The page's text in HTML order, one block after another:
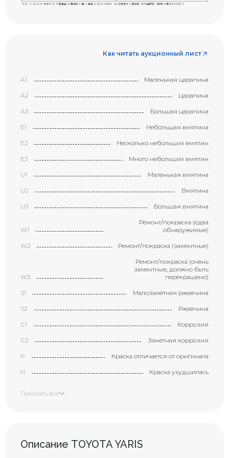
Как читать аукционный лист
А1 Маленькая царапина
А2 Царапина
А3 Большая царапина
Е1 Небольшая вмятина
Е2 Несколько небольших вмятин
Е3 Много небольших вмятин
U1 Маленькая вмятина
U2 Вмятина
U3 Большая вмятина
W1
Ремонт/покраска (едва
обнаружимые)
W2 Ремонт/покраска (заментные)
W3
Ремонт/покраска (очень
заментные, должно быть
перекрашено)
S1 Малозаметная ржавчина
S2 Ржавчина
С1 Коррозия
С2 Заметная коррозия
P Краска отличается от оригинала
H Краска ухудшилась
Показать все
Описание TOYOTA YARIS